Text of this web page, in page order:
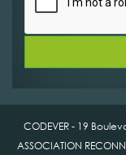
CODEVER - 19
ASSOCIATION